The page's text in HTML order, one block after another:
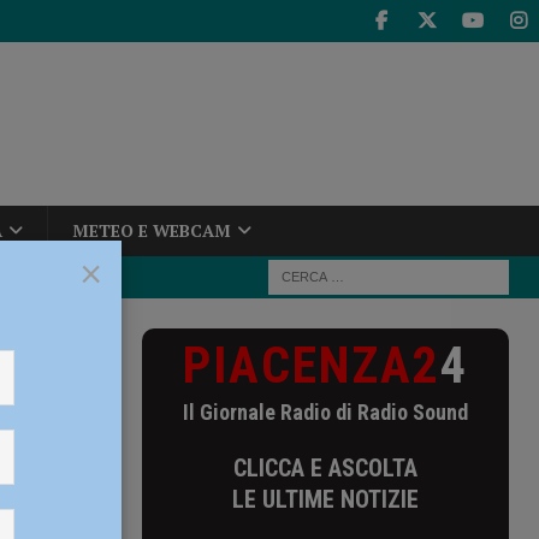
METEO E WEBCAM
PIACENZA24
Il Giornale Radio di Radio Sound
CLICCA E ASCOLTA
LE ULTIME NOTIZIE
×